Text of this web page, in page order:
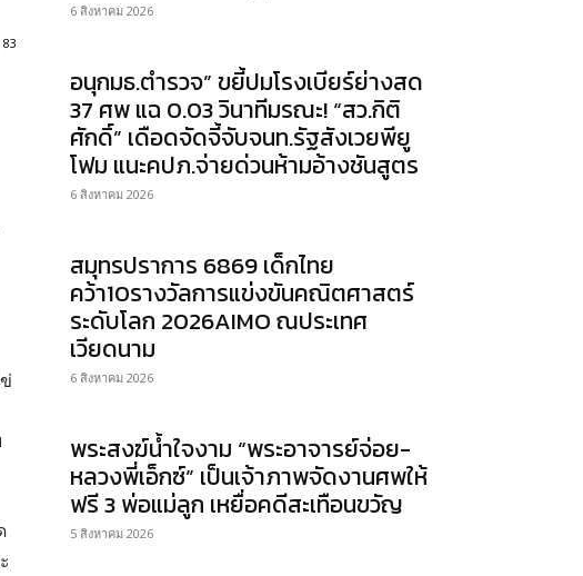
83
6 สิงหาคม 2026
อนุกมธ.ตำรวจ” ขยี้ปมโรงเบียร์ย่างสด
37 ศพ แฉ 0.03 วินาทีมรณะ! “สว.กิติ
ศักดิ์” เดือดจัดจี้จับจนท.รัฐสังเวยพียู
โฟม แนะคปภ.จ่ายด่วนห้ามอ้างชันสูตร
6 สิงหาคม 2026
สมุทรปราการ 6869 เด็กไทย
คว้า10รางวัลการแข่งขันคณิตศาสตร์
ระดับโลก 2026AIMO ณประเทศ
เวียดนาม
6 สิงหาคม 2026
พระสงฆ์น้ำใจงาม “พระอาจารย์จ่อย-
หลวงพี่เอ็กซ์” เป็นเจ้าภาพจัดงานศพให้
ฟรี 3 พ่อแม่ลูก เหยื่อคดีสะเทือนขวัญ
5 สิงหาคม 2026